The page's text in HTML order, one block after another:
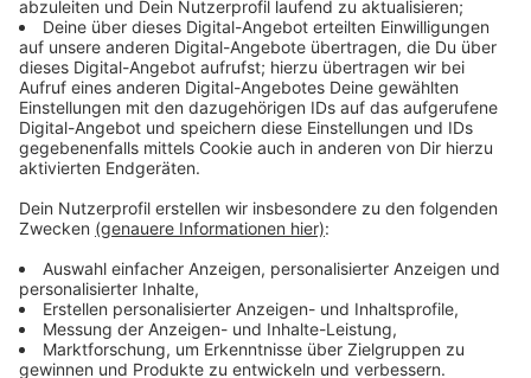
Außerdem ist auch das Impfzentrum hinter dem
Hauptbahnhof wieder geöffnet und die Impfstelle am
U-Bahnhof Heinrich-Heine-Allee.
Anzeige
Weitere Infos und Links zum Thema
Anzeige
Infos zur Impfaktion der evangelischen
Kirchengemeinde in Gerresheim